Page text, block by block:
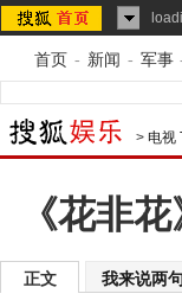
首页 - 新闻 - 军事
> 电视
《花非
正文 我来说两